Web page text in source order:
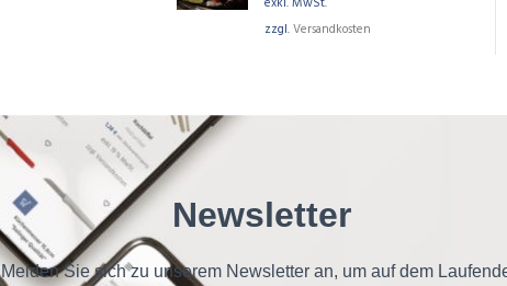
zzgl.Versandkosten
Newsletter
Melden Sie sich zu unserem Newsletter an, um auf dem